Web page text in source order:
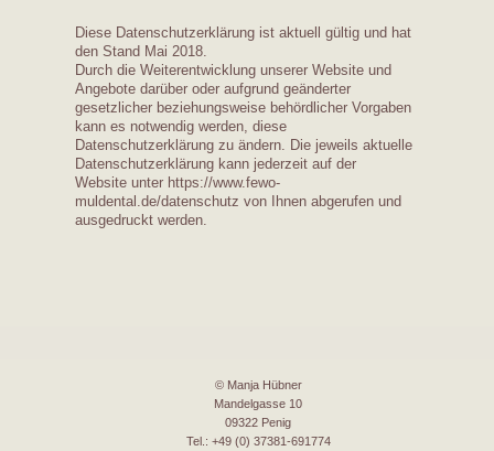
Diese Datenschutzerklärung ist aktuell gültig und hat
den Stand Mai 2018.
Durch die Weiterentwicklung unserer Website und
Angebote darüber oder aufgrund geänderter
gesetzlicher beziehungsweise behördlicher Vorgaben
kann es notwendig werden, diese
Datenschutzerklärung zu ändern. Die jeweils aktuelle
Datenschutzerklärung kann jederzeit auf der
Website unter https://www.fewo-
muldental.de/datenschutz von Ihnen abgerufen und
ausgedruckt werden.
© Manja Hübner
Mandelgasse 10
09322 Penig
Tel.: +49 (0) 37381-691774